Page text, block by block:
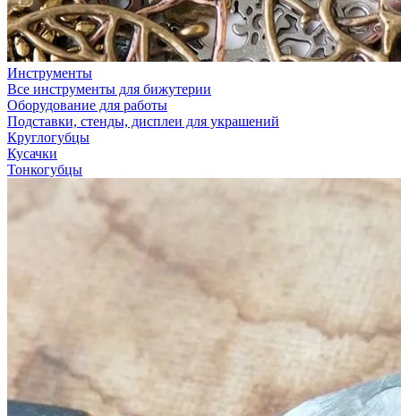
Инструменты
Все инструменты для бижутерии
Оборудование для работы
Подставки, стенды, дисплеи для украшений
Круглогубцы
Кусачки
Тонкогубцы